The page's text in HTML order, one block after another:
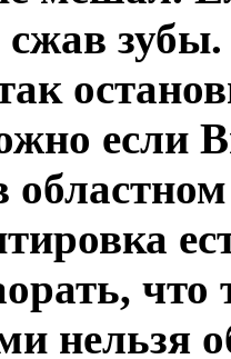
сжав зубы.
что
нельзя